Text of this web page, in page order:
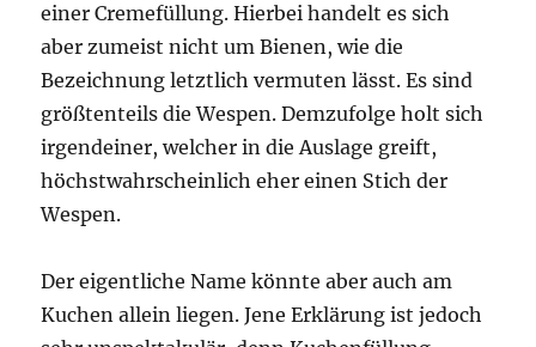
einer Cremefüllung. Hierbei handelt es sich
aber zumeist nicht um Bienen, wie die
Bezeichnung letztlich vermuten lässt. Es sind
größtenteils die Wespen. Demzufolge holt sich
irgendeiner, welcher in die Auslage greift,
höchstwahrscheinlich eher einen Stich der
Wespen.
Der eigentliche Name könnte aber auch am
Kuchen allein liegen. Jene Erklärung ist jedoch